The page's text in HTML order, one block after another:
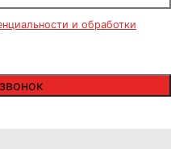
и обработки